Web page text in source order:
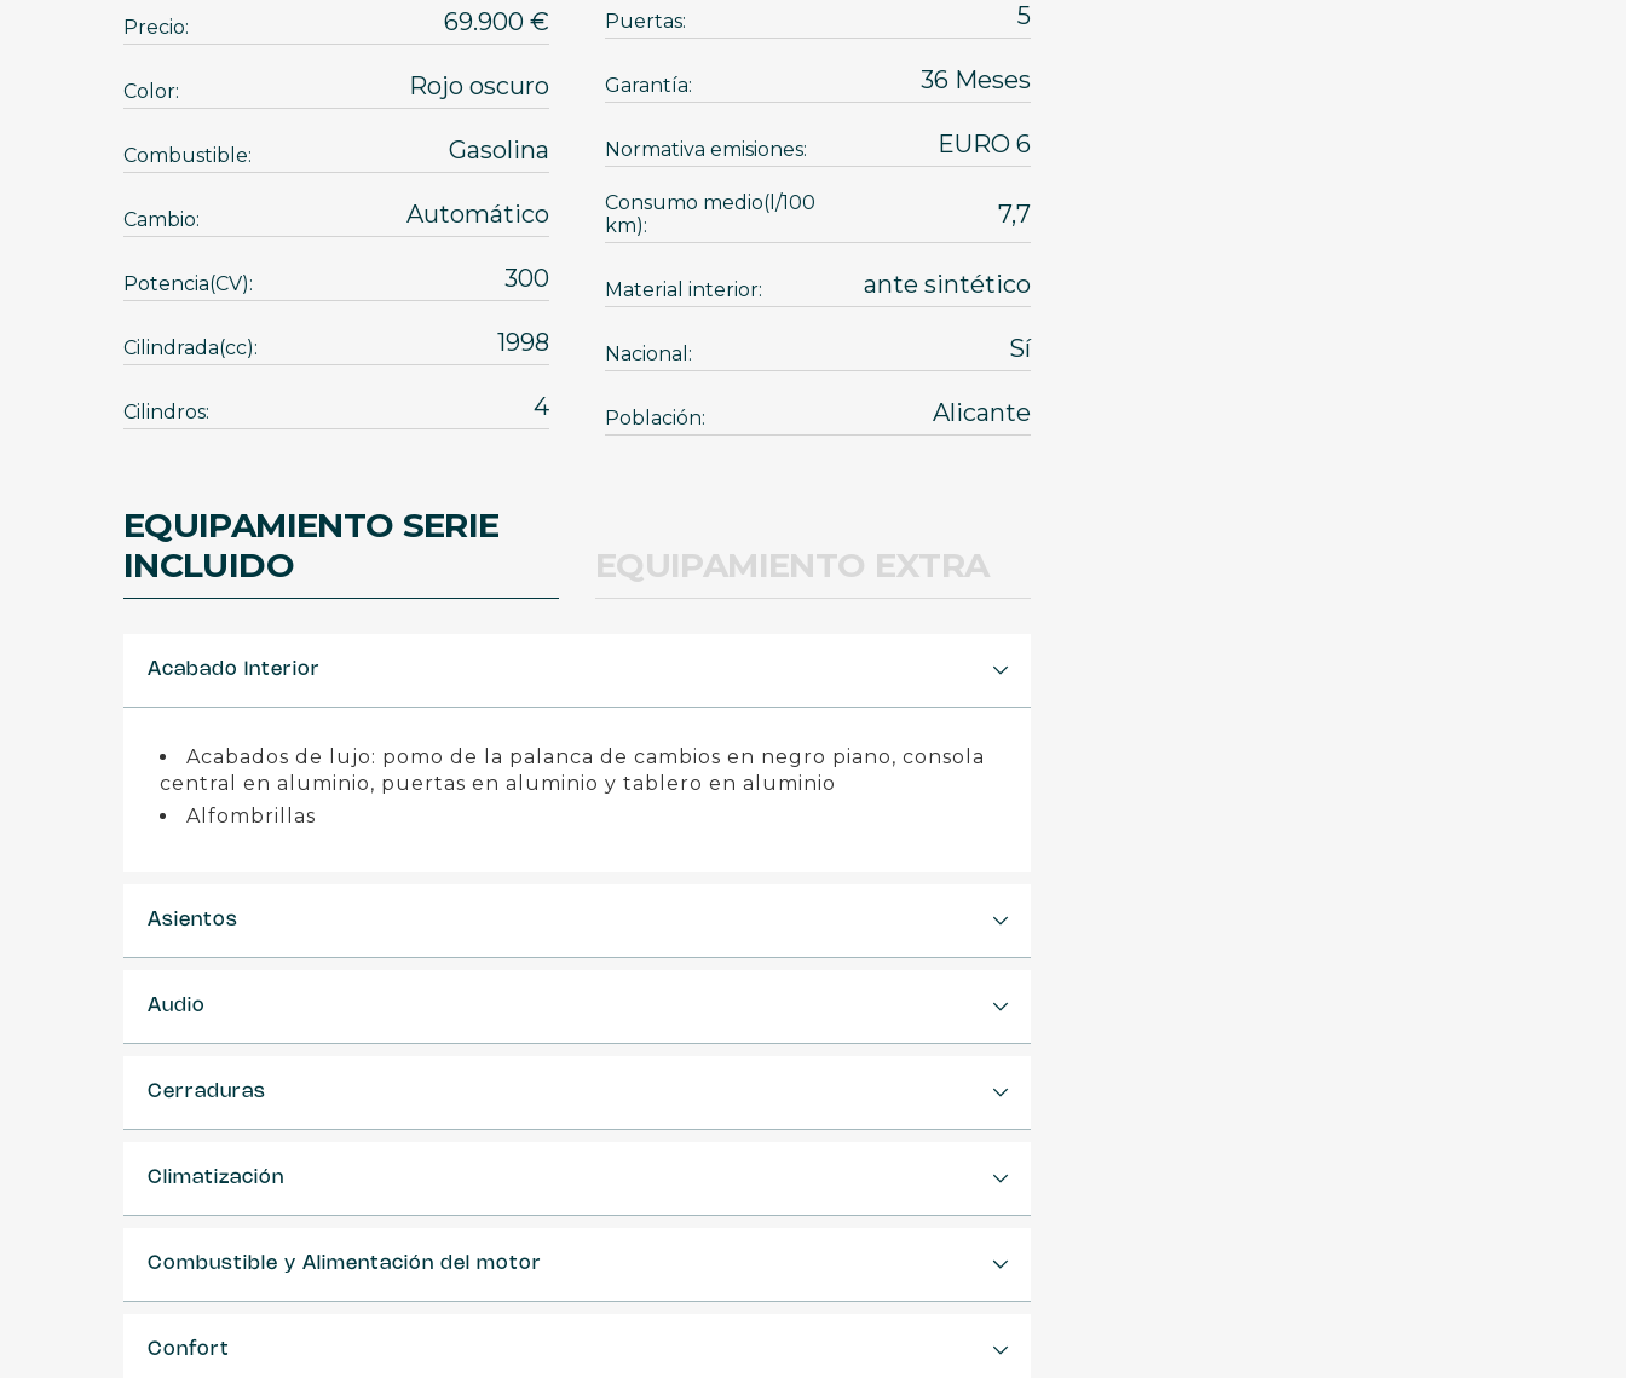
Precio: 69.900 €
Color: Rojo oscuro
Combustible: Gasolina
Cambio: Automático
Potencia(CV): 300
Cilindrada(cc): 1998
Cilindros: 4
Puertas: 5
Garantía: 36 Meses
Normativa emisiones: EURO 6
Consumo medio(l/100
km):
7,7
Material interior: ante sintético
Nacional: Sí
Población: Alicante
EQUIPAMIENTO SERIE
INCLUIDO
EQUIPAMIENTO EXTRA
Acabado Interior
Acabados de lujo: pomo de la palanca de cambios en negro piano, consola
central en aluminio, puertas en aluminio y tablero en aluminio
Alfombrillas
Asientos
Audio
Cerraduras
Climatización
Combustible y Alimentación del motor
Confort